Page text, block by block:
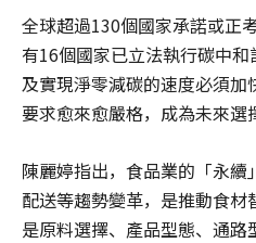
全球超過130個國家承諾或正
有16個國家已立法執行碳中
及實現淨零減碳的速度必須
要求愈來愈嚴格，成為未來選
陳麗婷指出，食品業的「永續
配送等趨勢變革，是推動食
是原料選擇、產品型態、通